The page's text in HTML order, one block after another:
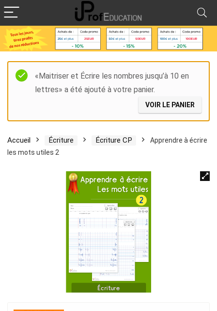
«Maitriser et Écrire les nombres jusqu’à 10 en
lettres» a été ajouté à votre panier.
VOIR LE PANIER
Accueil Écriture Écriture CP
Apprendre à écrire
les mots utiles 2